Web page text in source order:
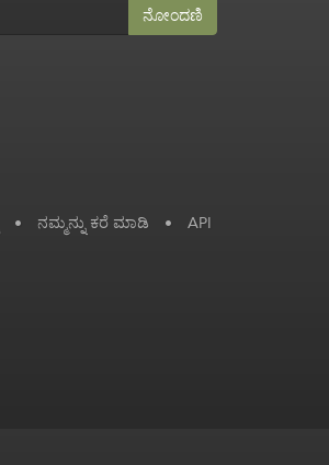
ನೋಂದಣಿ
• ನಮ್ಮನ್ನು ಕರೆ ಮಾಡಿ • API